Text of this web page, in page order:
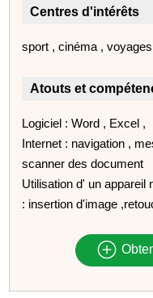
Centres d'intérêts
sport , cinéma ,
Atouts et
Logiciel : Word , Excel ,
Internet : navigation ,
scanner des document
Utilisation d' un appareil
: insertion d'image